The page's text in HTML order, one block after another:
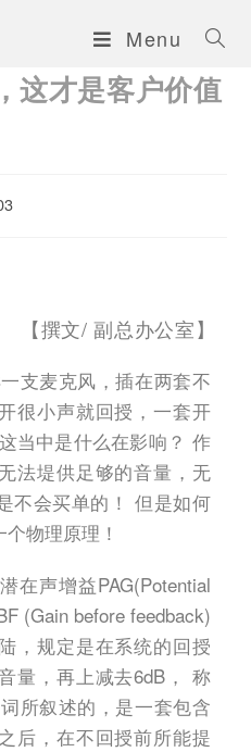
Menu
这才是客户价值
【撰文/ 副总办公室】
支麦克风，插在两套不
很小声就回授，一套开
当中是什么在影响？ 作
法堤供足够的音量，无
不会买单的！ 但是如何
物理原理！
在声增益PAG(Potential
(Gain before feedback)
，规定是在系统的回授
量，再上减去6dB， 称
所叙述的，是一套包含
后，在不回授前所能提